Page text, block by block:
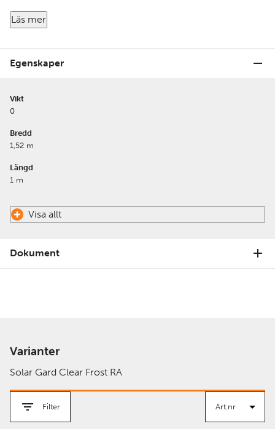
Vid beställning under 5 löpmeter tillkommer
Vid kapning tillkommer 75:- per snitt.
Läs mer
Egenskaper
Vikt
0
Bredd
1,52 m
Längd
1 m
Visa allt
Dokument
Varianter
Solar Gard Clear Frost RA
Filter